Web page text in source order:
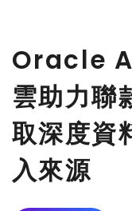
Oracle
雲助力
取深度資
入來源